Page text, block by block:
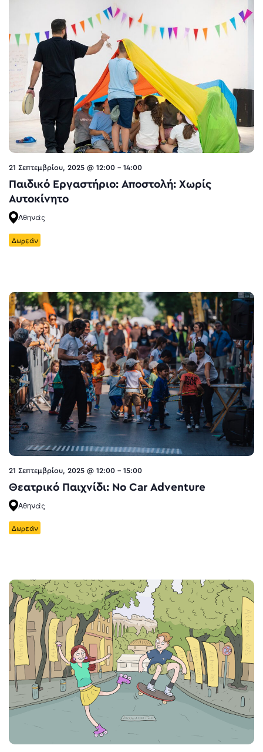
21 Σεπτεμβρίου, 2025 @ 12:00 - 14:00
Παιδικό Εργαστήριο: Αποστολή: Χωρίς
Αυτοκίνητο
Αθηνάς
Δωρεάν
21 Σεπτεμβρίου, 2025 @ 12:00 - 15:00
Θεατρικό Παιχνίδι: No Car Adventure
Αθηνάς
Δωρεάν